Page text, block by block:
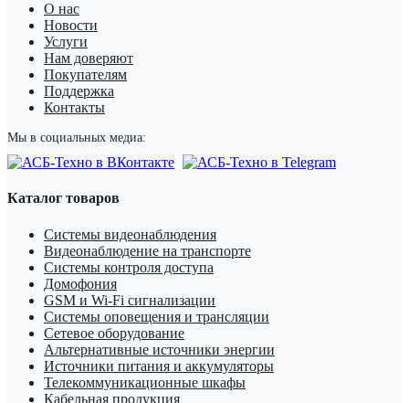
О нас
Новости
Услуги
Нам доверяют
Покупателям
Поддержка
Контакты
Мы в социальных медиа:
Каталог товаров
Системы видеонаблюдения
Видеонаблюдение на транспорте
Системы контроля доступа
Домофония
GSM и Wi-Fi сигнализации
Системы оповещения и трансляции
Сетевое оборудование
Альтернативные источники энергии
Источники питания и аккумуляторы
Телекоммуникационные шкафы
Кабельная продукция